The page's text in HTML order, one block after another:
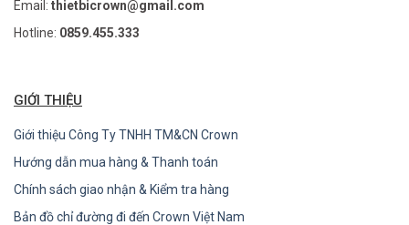
Email: thietbicrown@gmail.com
Hotline: 0859.455.333
GIỚI THIỆU
Giới thiệu Công Ty TNHH TM&CN Crown
Hướng dẫn mua hàng & Thanh toán
Chính sách giao nhận & Kiểm tra hàng
Bản đồ chỉ đường đi đến Crown Việt Nam